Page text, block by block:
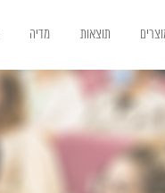
תוצאות מדיה